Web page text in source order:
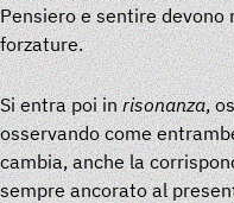
Pensiero e sentire
forzature.
Si entra poi inrisonanza,
osservando come
cambia, anche la
sempre ancorato al